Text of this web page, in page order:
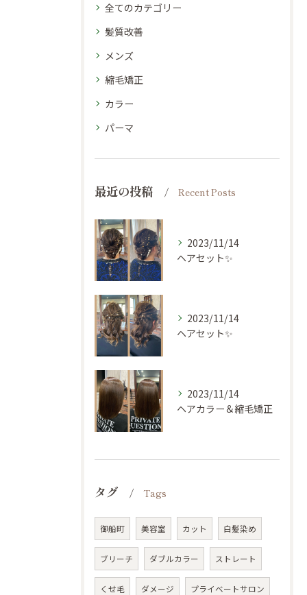
全てのカテゴリー
髪質改善
メンズ
縮毛矯正
カラー
パーマ
最近の投稿 Recent Posts
2023/11/14
ヘアセット✨
2023/11/14
ヘアセット✨
2023/11/14
ヘアカラー＆縮毛矯正
タグ Tags
御船町 美容室 カット 白髪染め
ブリーチ ダブルカラー ストレート
くせ毛 ダメージ プライベートサロン